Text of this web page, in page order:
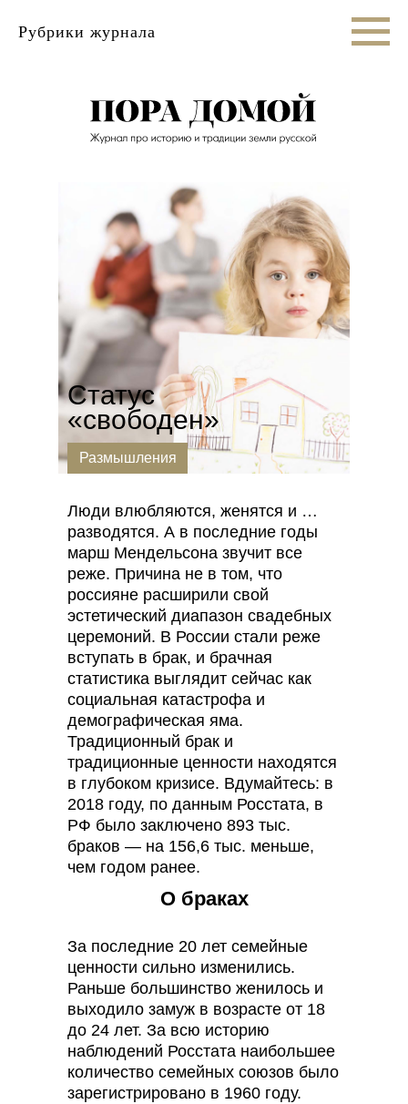
Рубрики журнала
Статус
«свободен»
Размышления
Люди влюбляются, женятся и …
разводятся. А в последние годы
марш Мендельсона звучит все
реже. Причина не в том, что
россияне расширили свой
эстетический диапазон свадебных
церемоний. В России стали реже
вступать в брак, и брaчная
статистика выглядит сейчас как
социальная катастрофа и
демографическая яма.
Традиционный брак и
традиционные ценности находятся
в глубоком кризисе. Вдумайтесь: в
2018 году, по данным Росстата, в
РФ было заключено 893 тыс.
браков — на 156,6 тыс. меньше,
чем годом ранее.
За последние 20 лет семейные
ценности сильно изменились.
Раньше большинство женилось и
выходило замуж в возрасте от 18
до 24 лет. За всю историю
наблюдений Росстата наибольшее
количество семейных союзов было
зарегистрировано в 1960 году.
О браках